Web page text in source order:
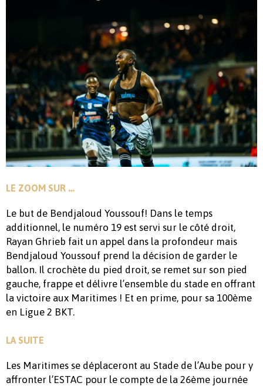
LE ZOOM SUR …
Le but de Bendjaloud Youssouf! Dans le temps
additionnel, le numéro 19 est servi sur le côté droit,
Rayan Ghrieb fait un appel dans la profondeur mais
Bendjaloud Youssouf prend la décision de garder le
ballon. Il crochète du pied droit, se remet sur son pied
gauche, frappe et délivre l’ensemble du stade en offrant
la victoire aux Maritimes ! Et en prime, pour sa 100ème
en Ligue 2 BKT.
LA SUITE
Les Maritimes se déplaceront au Stade de l’Aube pour y
affronter l’ESTAC pour le compte de la 26ème journée